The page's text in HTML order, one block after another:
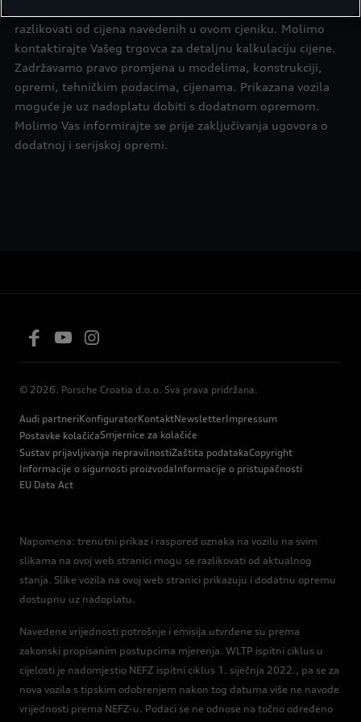
razlikovati od cijena navedenih u ovom cjeniku. Molimo
kontaktirajte Vašeg trgovca za detaljnu kalkulaciju cijene.
Zadržavamo pravo promjena u modelima, konstrukciji,
opremi, tehničkim podacima, cijenama. Prikazana vozila
moguće je uz nadoplatu dobiti s dodatnom opremom.
Molimo Vas informirajte se prije zaključivanja ugovora o
dodatnoj i serijskoj opremi.
© 2026. Porsche Croatia d.o.o. Sva prava pridržana.
Audi partneriKonfiguratorKontaktNewsletterImpressum
Postavke kolačićaSmjernice za kolačiće
Sustav prijavljivanja nepravilnostiZaštita podatakaCopyright
Informacije o sigurnosti proizvodaInformacije o pristupačnosti
EU Data Act
Napomena: trenutni prikaz i raspored oznaka na vozilu na svim
slikama na ovoj web stranici mogu se razlikovati od aktualnog
stanja. Slike vozila na ovoj web stranici prikazuju i dodatnu opremu
dostupnu uz nadoplatu.
Navedene vrijednosti potrošnje i emisija utvrđene su prema
zakonski propisanim postupcima mjerenja. WLTP ispitni ciklus u
cijelosti je nadomjestio NEFZ ispitni ciklus 1. siječnja 2022., pa se za
nova vozila s tipskim odobrenjem nakon tog datuma više ne navode
vrijednosti prema NEFZ-u. Podaci se ne odnose na točno određeno